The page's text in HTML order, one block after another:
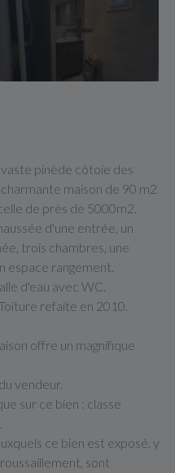
pinède côtoie des
maison de 90 m2
de près de 5000m2.
d'une entrée, un
trois chambres, une
espace rangement.
d'eau avec WC.
refaite en 2010.
offre un magnifique
vendeur.
sur ce bien : classe
ce bien est exposé, y
sont